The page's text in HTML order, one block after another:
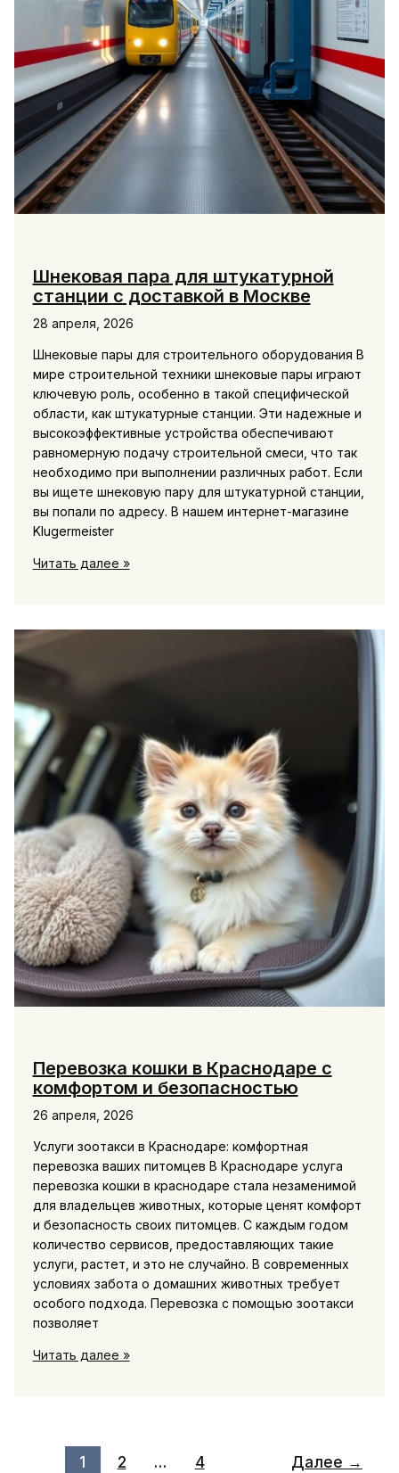
Шнековая пара для штукатурной
станции с доставкой в Москве
28 апреля, 2026
Шнековые пары для строительного оборудования В
мире строительной техники шнековые пары играют
ключевую роль, особенно в такой специфической
области, как штукатурные станции. Эти надежные и
высокоэффективные устройства обеспечивают
равномерную подачу строительной смеси, что так
необходимо при выполнении различных работ. Если
вы ищете шнековую пару для штукатурной станции,
вы попали по адресу. В нашем интернет-магазине
Klugermeister
Шнековая
с
в
Москве
Читать далее »
Перевозка кошки в Краснодаре с
комфортом и безопасностью
26 апреля, 2026
Услуги зоотакси в Краснодаре: комфортная
перевозка ваших питомцев В Краснодаре услуга
перевозка кошки в краснодаре стала незаменимой
для владельцев животных, которые ценят комфорт
и безопасность своих питомцев. С каждым годом
количество сервисов, предоставляющих такие
услуги, растет, и это не случайно. В современных
условиях забота о домашних животных требует
особого подхода. Перевозка с помощью зоотакси
позволяет
Перевозка
Читать далее »
1 2 … 4 Далее →